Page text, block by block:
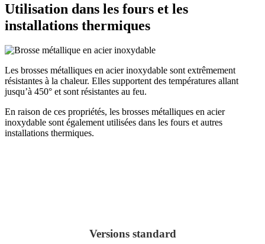
Utilisation dans les fours et les
installations thermiques
Les brosses métalliques en acier inoxydable sont extrêmement
résistantes à la chaleur. Elles supportent des températures allant
jusqu’à 450° et sont résistantes au feu.
En raison de ces propriétés, les brosses métalliques en acier
inoxydable sont également utilisées dans les fours et autres
installations thermiques.
Versions standard